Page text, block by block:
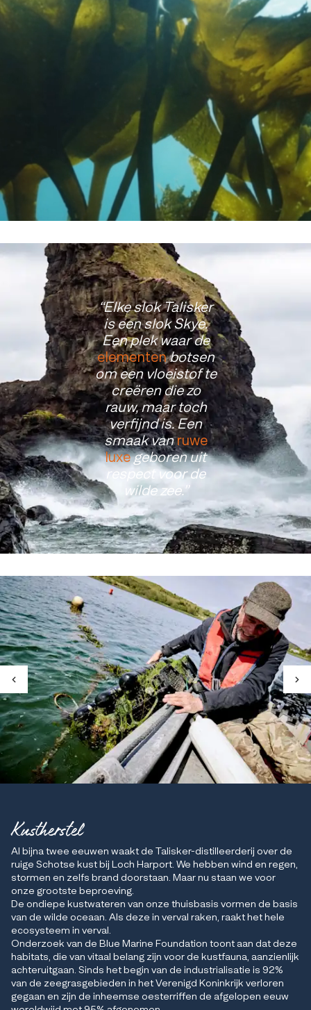
Elke slok Talisker
is een slok Skye.
Een plek waar de
elementenbotsen
om een vloeistof te
creëren die zo
rauw, maar toch
verfijnd is. Een
smaak vanruwe
luxegeboren uit
respect voor de
wilde zee.
Kustherstel
Al bijna twee eeuwen waakt de Talisker-distilleerderij over de
ruige Schotse kust bij Loch Harport. We hebben wind en regen,
stormen en zelfs brand doorstaan. Maar nu staan we voor
onze grootste beproeving.
De ondiepe kustwateren van onze thuisbasis vormen de basis
van de wilde oceaan. Als deze in verval raken, raakt het hele
ecosysteem in verval.
Onderzoek van de Blue Marine Foundation toont aan dat deze
habitats, die van vitaal belang zijn voor de kustfauna, aanzienlijk
achteruitgaan. Sinds het begin van de industrialisatie is 92%
van de zeegrasgebieden in het Verenigd Koninkrijk verloren
gegaan en zijn de inheemse oesterriffen de afgelopen eeuw